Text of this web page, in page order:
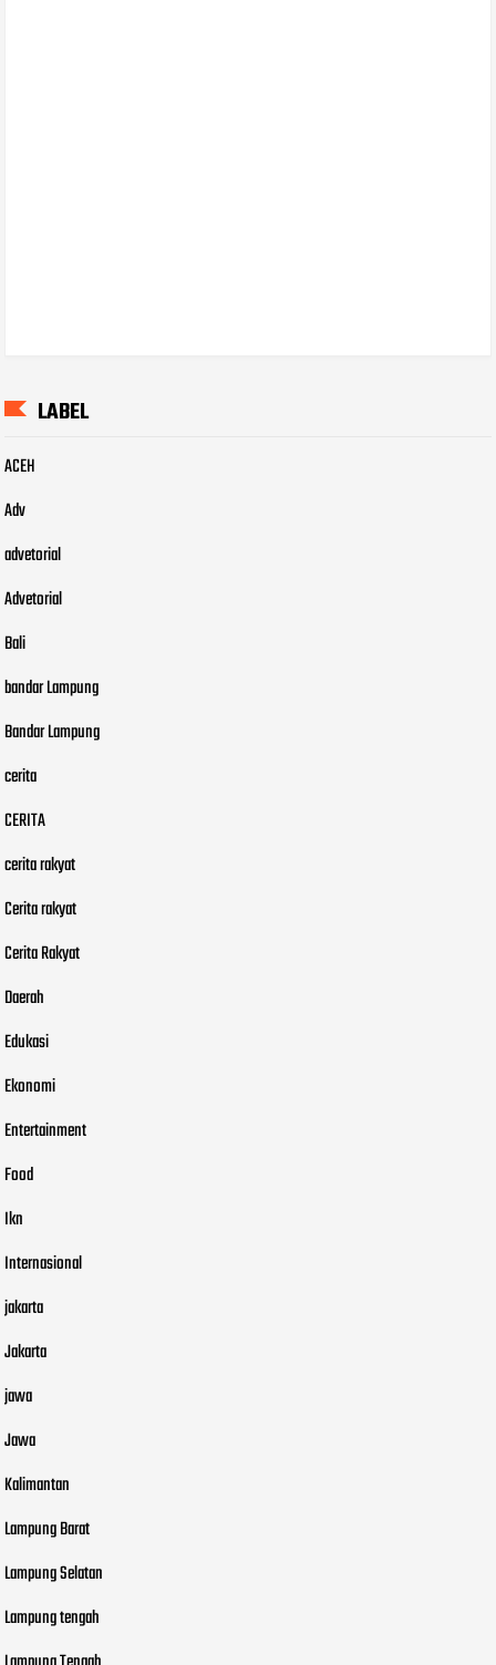
LABEL
ACEH
Adv
advetorial
Advetorial
Bali
bandar Lampung
Bandar Lampung
cerita
CERITA
cerita rakyat
Cerita rakyat
Cerita Rakyat
Daerah
Edukasi
Ekonomi
Entertainment
Food
Ikn
Internasional
jakarta
Jakarta
jawa
Jawa
Kalimantan
Lampung Barat
Lampung Selatan
Lampung tengah